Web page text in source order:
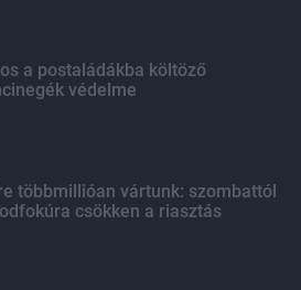
a postaládákba költöző
védelme
többmillióan vártunk: szombattól
csökken a riasztás